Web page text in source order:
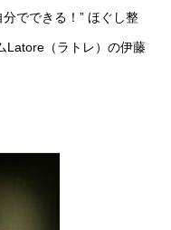
でできる！ ” ほぐし整
Latore（ラトレ）の伊藤